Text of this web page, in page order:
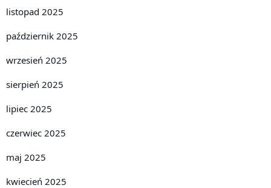
listopad 2025
październik 2025
wrzesień 2025
sierpień 2025
lipiec 2025
czerwiec 2025
maj 2025
kwiecień 2025